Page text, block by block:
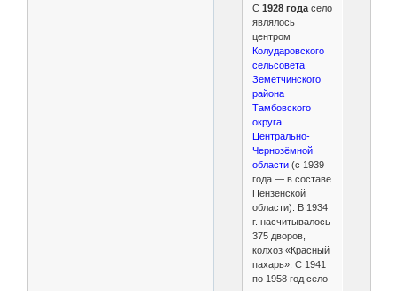
С 1928 годасело
являлось
центром
Колударовского
сельсовета
Земетчинского
района
Тамбовского
округа
Центрально-
Чернозёмной
области(с 1939
года — в составе
Пензенской
области). В 1934
г. насчитывалось
375 дворов,
колхоз «Красный
пахарь». С 1941
по 1958 год село